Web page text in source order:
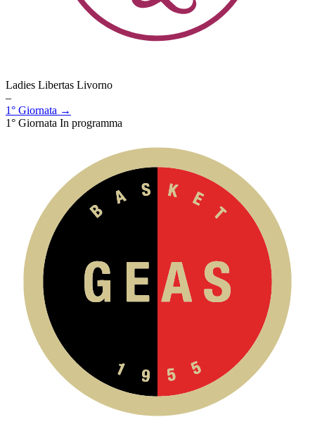
Ladies Libertas Livorno
–
1° Giornata →
1° Giornata In programma